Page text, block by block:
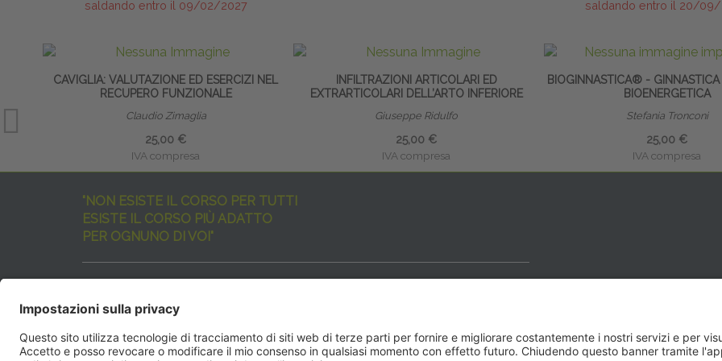
saldando entro il 09/02/2027
saldando entro il 20/09/
CAVIGLIA: VALUTAZIONE ED ESERCIZI NEL
RECUPERO FUNZIONALE
Claudio Zimaglia
25,00 €
IVA compresa
INFILTRAZIONI ARTICOLARI ED
EXTRARTICOLARI DELL’ARTO INFERIORE
Giuseppe Ridulfo
25,00 €
IVA compresa
BIOGINNASTICA® - GINNASTICA
BIOENERGETICA
Stefania Tronconi
25,00 €
IVA compresa
"NON ESISTE IL CORSO PER TUTTI
ESISTE IL CORSO PIÙ ADATTO
PER OGNUNO DI VOI"
ma rispondenti a diverse esigenze formative
e di aggiornamento professionale.
EdiAcademyvuole aiutarvi nella scelta dell’evento ideale